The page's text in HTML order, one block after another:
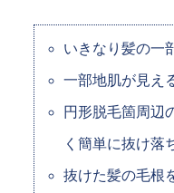
いきなり髪の一
一部地肌が見え
円形脱毛箇周辺
く簡単に抜け落
抜けた髪の毛根